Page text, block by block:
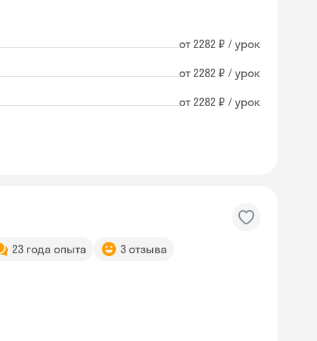
от 2282 ₽ / урок
от 2282 ₽ / урок
от 2282 ₽ / урок
23 года опыта 3 отзыва